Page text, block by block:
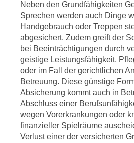
Neben den Grundfähigkeiten
Sprechen werden auch Dinge
Handgebrauch oder Treppen
abgesichert. Zudem greift der
bei Beeinträchtigungen durch
geistige Leistungsfähigkeit,
oder im Fall der gerichtlichen
Betreuung. Diese günstige
Absicherung kommt auch in
Abschluss einer
wegen Vorerkrankungen oder
finanzieller Spielräume
Verlust einer der versicherten